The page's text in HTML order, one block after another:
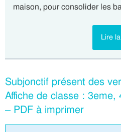
maison, pour consolider les
Lire
Subjonctif présent des
Affiche de classe :
– PDF à imprimer